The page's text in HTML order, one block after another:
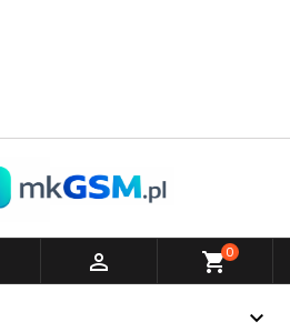
 shopping_cart0